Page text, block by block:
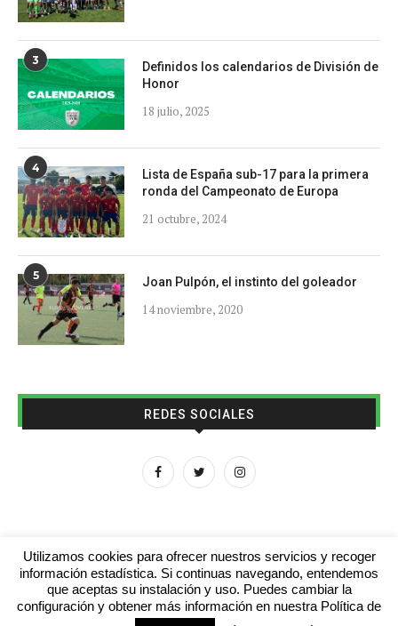
3
Definidos los calendarios de División de
Honor
18 julio, 2025
4
Lista de España sub-17 para la primera
ronda del Campeonato de Europa
21 octubre, 2024
5 Joan Pulpón, el instinto del goleador
14 noviembre, 2020
REDES SOCIALES
Aviso legal Contacto Colabora con nosotros
Utilizamos cookies para ofrecer nuestros servicios y recoger
información estadística. Si continuas navegando, entendemos
que aceptas su instalación y uso. Puedes cambiar la
configuración y obtener más información en nuestra Política de